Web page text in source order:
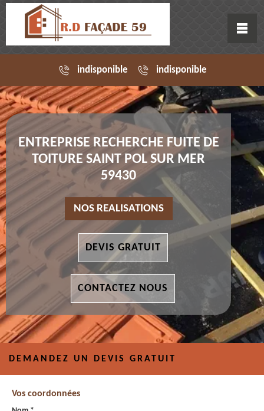
indisponible indisponible
ENTREPRISE RECHERCHE FUITE DE
TOITURE SAINT POL SUR MER
59430
NOS REALISATIONS
DEVIS GRATUIT
CONTACTEZ NOUS
DEMANDEZ UN DEVIS GRATUIT
Vos coordonnées